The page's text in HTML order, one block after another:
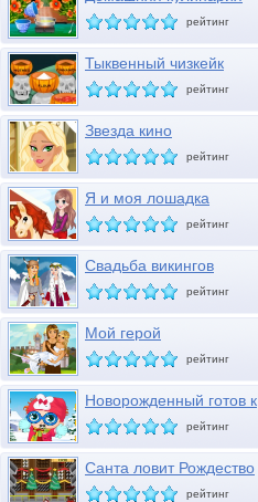
26
рейтинг
Тыквенный чизкейк
рейтинг
Звезда кино
рейтинг
Я и моя лошадка
рейтинг
Свадьба викингов
рейтинг
Мой герой
рейтинг
Новорожденный готов к
зиме
рейтинг
Санта ловит Рождество
рейтинг